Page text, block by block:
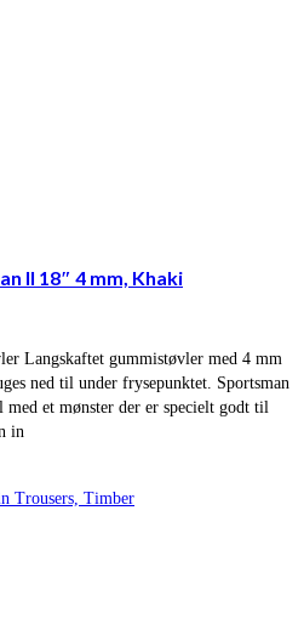
II 18″ 4 mm, Khaki
Langskaftet gummistøvler med 4 mm
ned til under frysepunktet. Sportsman
et mønster der er specielt godt til
in